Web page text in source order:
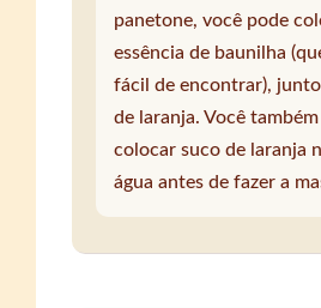
panetone, você pode
essência de baunilha
fácil de encontrar),
de laranja. Você
colocar suco de laranja
água antes de fazer a